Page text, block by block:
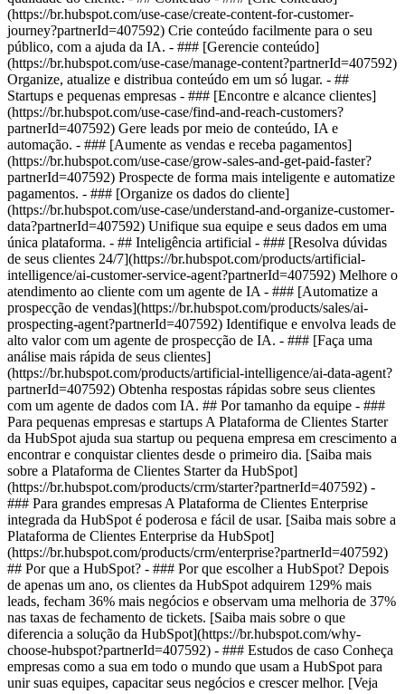
(https://br.hubspot.com/use-case/create-content-for-customer-
journey?partnerId=407592) Crie conteúdo facilmente para o seu
público, com a ajuda da IA. - ### [Gerencie conteúdo]
(https://br.hubspot.com/use-case/manage-content?partnerId=407592)
Organize, atualize e distribua conteúdo em um só lugar. - ##
Startups e pequenas empresas - ### [Encontre e alcance clientes]
(https://br.hubspot.com/use-case/find-and-reach-customers?
partnerId=407592) Gere leads por meio de conteúdo, IA e
automação. - ### [Aumente as vendas e receba pagamentos]
(https://br.hubspot.com/use-case/grow-sales-and-get-paid-faster?
partnerId=407592) Prospecte de forma mais inteligente e automatize
pagamentos. - ### [Organize os dados do cliente]
(https://br.hubspot.com/use-case/understand-and-organize-customer-
data?partnerId=407592) Unifique sua equipe e seus dados em uma
única plataforma. - ## Inteligência artificial - ### [Resolva dúvidas
de seus clientes 24/7](https://br.hubspot.com/products/artificial-
intelligence/ai-customer-service-agent?partnerId=407592) Melhore o
atendimento ao cliente com um agente de IA - ### [Automatize a
prospecção de vendas](https://br.hubspot.com/products/sales/ai-
prospecting-agent?partnerId=407592) Identifique e envolva leads de
alto valor com um agente de prospecção de IA. - ### [Faça uma
análise mais rápida de seus clientes]
(https://br.hubspot.com/products/artificial-intelligence/ai-data-agent?
partnerId=407592) Obtenha respostas rápidas sobre seus clientes
com um agente de dados com IA. ## Por tamanho da equipe - ###
Para pequenas empresas e startups A Plataforma de Clientes Starter
da HubSpot ajuda sua startup ou pequena empresa em crescimento a
encontrar e conquistar clientes desde o primeiro dia. [Saiba mais
sobre a Plataforma de Clientes Starter da HubSpot]
(https://br.hubspot.com/products/crm/starter?partnerId=407592) -
### Para grandes empresas A Plataforma de Clientes Enterprise
integrada da HubSpot é poderosa e fácil de usar. [Saiba mais sobre a
Plataforma de Clientes Enterprise da HubSpot]
(https://br.hubspot.com/products/crm/enterprise?partnerId=407592)
## Por que a HubSpot? - ### Por que escolher a HubSpot? Depois
de apenas um ano, os clientes da HubSpot adquirem 129% mais
leads, fecham 36% mais negócios e observam uma melhoria de 37%
nas taxas de fechamento de tickets. [Saiba mais sobre o que
diferencia a solução da HubSpot](https://br.hubspot.com/why-
choose-hubspot?partnerId=407592) - ### Estudos de caso Conheça
empresas como a sua em todo o mundo que usam a HubSpot para
unir suas equipes, capacitar seus negócios e crescer melhor. [Veja